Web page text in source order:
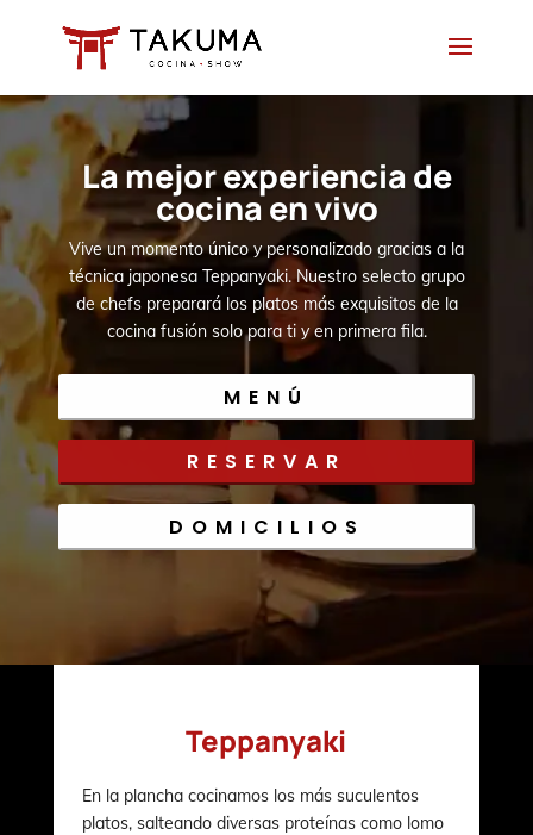
La mejor experiencia de
cocina en vivo
Vive un momento único y personalizado gracias a la
técnica japonesa Teppanyaki. Nuestro selecto grupo
de chefs preparará los platos más exquisitos de la
cocina fusión solo para ti y en primera fila.
MENÚ
RESERVAR
DOMICILIOS
Teppanyaki
En la plancha cocinamos los más suculentos
platos, salteando diversas proteínas como lomo